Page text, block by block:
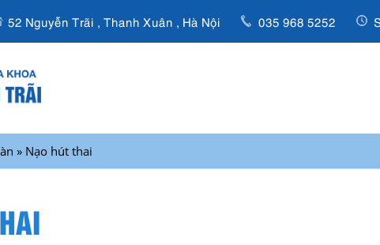
52 Nguyễn Trãi , Thanh Xuân , Hà Nội 035 968 5252
» Nạo hút thai